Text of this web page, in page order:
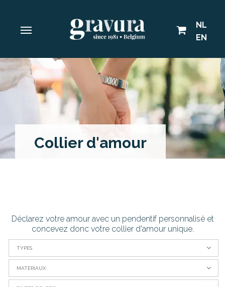
NL
EN
Collier d'amour
Déclarez votre amour avec un pendentif personnalisé et
concevez donc votre collier d'amour unique.
TYPES
MATÉRIAUX